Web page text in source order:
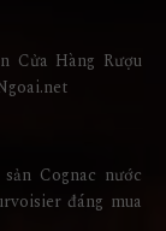
Cửa Hàng Rượu
Cognac nước
đáng mua